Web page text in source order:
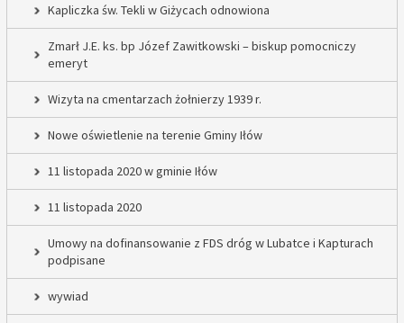
Kapliczka św. Tekli w Giżycach odnowiona
Zmarł J.E. ks. bp Józef Zawitkowski – biskup pomocniczy
emeryt
Wizyta na cmentarzach żołnierzy 1939 r.
Nowe oświetlenie na terenie Gminy Iłów
11 listopada 2020 w gminie Iłów
11 listopada 2020
Umowy na dofinansowanie z FDS dróg w Lubatce i Kapturach
podpisane
wywiad